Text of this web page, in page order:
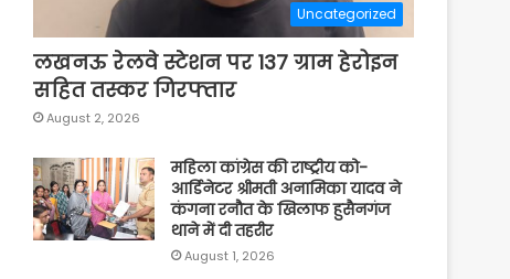
Uncategorized
लखनऊ रेलवे स्टेशन पर 137 ग्राम हेरोइन
सहित तस्कर गिरफ्तार
August 2, 2026
महिला कांग्रेस की राष्ट्रीय को-
आर्डिनेटर श्रीमती अनामिका यादव ने
कंगना रनौत के खिलाफ हुसैनगंज
थाने में दी तहरीर
August 1, 2026